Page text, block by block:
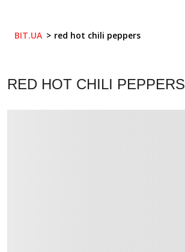
BIT.UA red hot chili peppers
RED HOT CHILI PEPPERS